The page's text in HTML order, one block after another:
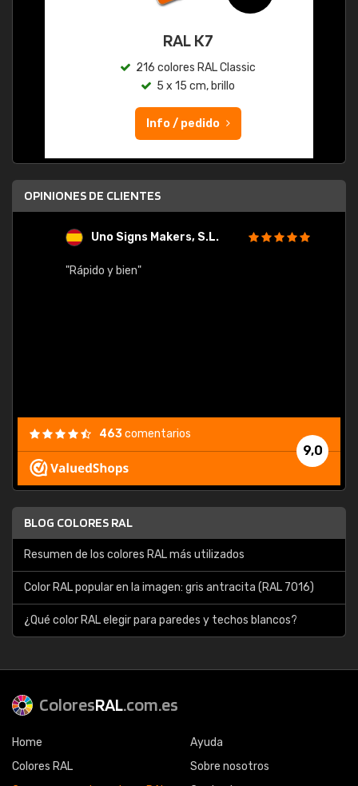
RAL K7
216 colores RAL Classic
5 x 15 cm, brillo
Info / pedido
OPINIONES DE CLIENTES
Uno Signs Makers, S.L.
"Rápido y bien"
9,0
463comentarios
BLOG COLORES RAL
Resumen de los colores RAL más utilizados
Color RAL popular en la imagen: gris antracita (RAL 7016)
¿Qué color RAL elegir para paredes y techos blancos?
ColoresRAL.com.es
Home
Colores RAL
Ayuda
Sobre nosotros